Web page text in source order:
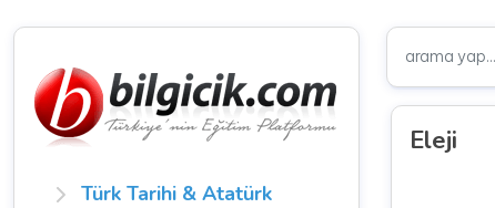
Türk Tarihi & Atatürk
Eleji